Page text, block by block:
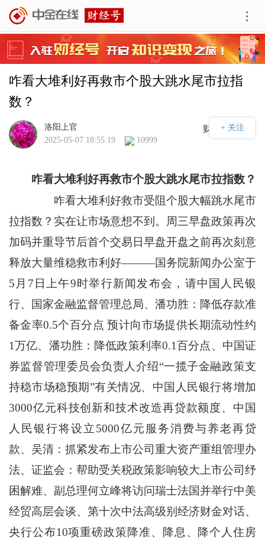
咋看大堆利好再救市个股大跳水尾市拉指
数？
财经号APP
洛阳上官
2025-05-07 18:55:19
10999
咋看大堆利好再救市个股大跳水尾市拉指数？
咋看大堆利好救市受阻个股大幅跳水尾市
拉指数？实在让市场意想不到。周三早盘政策再次
加码并重导节后首个交易日早盘开盘之前再次刻意
释放大量维稳救市利好———国务院新闻办公室于
5月7日上午9时举行新闻发布会，请中国人民银
行、国家金融监督管理总局、潘功胜：降低存款准
备金率0.5个百分点 预计向市场提供长期流动性约
1万亿、潘功胜：降低政策利率0.1百分点、中国证
券监督管理委员会负责人介绍“一揽子金融政策支
持稳市场稳预期”有关情况、中国人民银行将增加
3000亿元科技创新和技术改造再贷款额度、中国
人民银行将设立5000亿元服务消费与养老再贷
款、吴清：抓紧发布上市公司重大资产重组管理办
法、证监会：帮助受关税政策影响较大上市公司纾
困解难、副总理何立峰将访问瑞士法国并举行中美
经贸高层会谈、第十次中法高级别经济财金对话、
央行公布10项重磅政策降准、降息、降个人住房